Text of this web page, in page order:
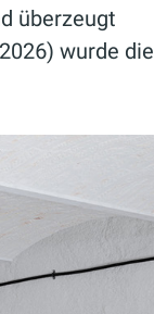
überzeugt
wurde die